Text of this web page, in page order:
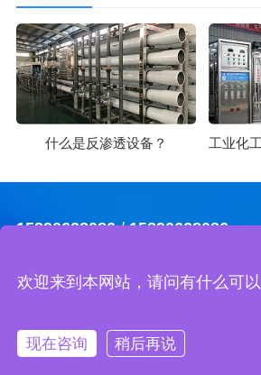
什么是反渗透设备？
15890628086/15890628086
河南万达环保工程有限公司 版权所有
欢迎来到本网站，请问有什么可
现在咨询
稍后再说
免费获取报